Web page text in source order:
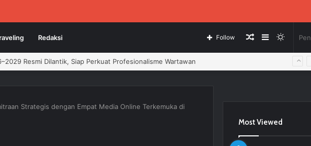
Redaksi Switch
Sidebar
Berita
Follow
Strategis dengan Empat Media Online Terkemuka di
Most Viewed